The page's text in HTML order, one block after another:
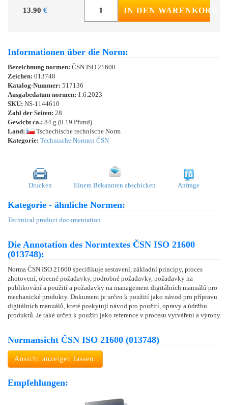
13.90 € IN DEN WARENKORB
Informationen über die Norm:
Bezeichnung normen: ČSN ISO 21600
Zeichen: 013748
Katalog-Nummer: 517136
Ausgabedatum normen: 1.6.2023
SKU: NS-1144610
Zahl der Seiten: 28
Gewicht ca.: 84 g (0.19 Pfund)
Land:
Tschechische technische Norm
Kategorie: Technische Normen ČSN
Drucken Einem Bekannten abschicken Anfrage
Kategorie - ähnliche Normen:
Technical product documentation
Die Annotation des Normtextes ČSN ISO 21600
(013748):
Norma ČSN ISO 21600 specifikuje sestavení, základní principy, proces
zhotovení, obecné požadavky, podrobné požadavky, požadavky na
publikování a použití a požadavky na management digitálních manuálů pro
mechanické produkty. Dokument je určen k použití jako návod pro přípravu
digitálních manuálů, které poskytují návod pro použití, opravy a údržbu
produktů. Je také určen k použití jako reference v procesu vytváření a výroby
Normansicht ČSN ISO 21600 (013748)
Ansicht anzeigen lassen.
Empfehlungen: